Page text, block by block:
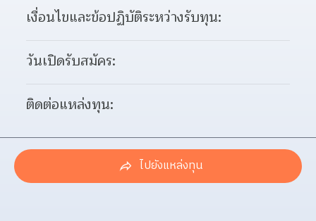
เงื่อนไขและข้อปฏิบัติระหว่างรับทุน:
วันเปิดรับสมัคร:
ติดต่อแหล่งทุน:
ไปยังแหล่งทุน